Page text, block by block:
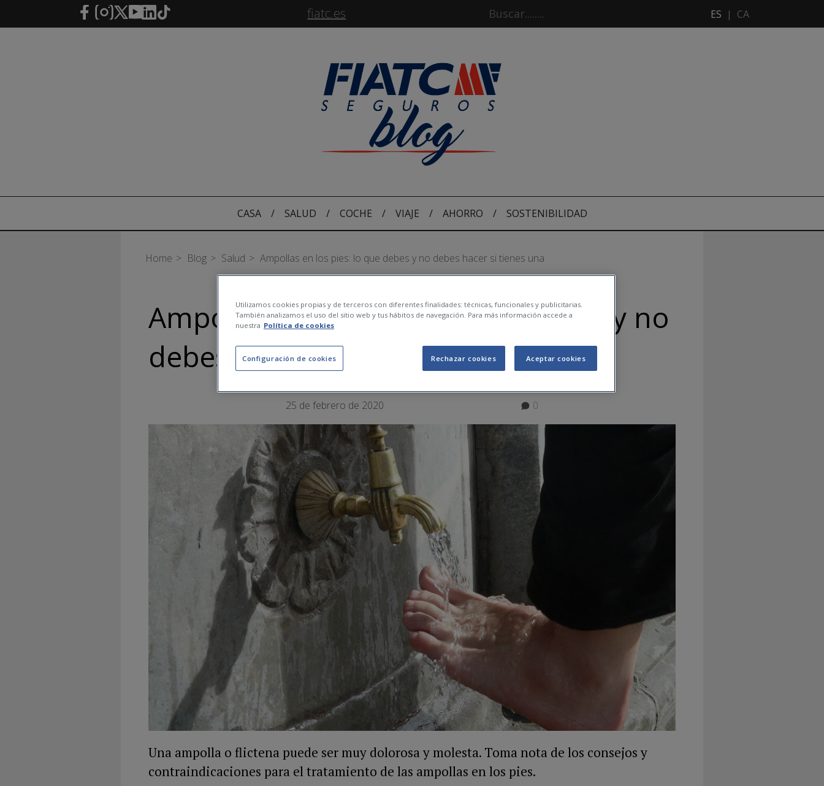
Saltar al contenido principal fiatc.es ES | CA
CASA / SALUD / COCHE / VIAJE / AHORRO / SOSTENIBILIDAD
Home Blog Salud Ampollas en los pies: lo que debes y no debes hacer si tienes una
Ampollas en los pies: lo que debes y no
debes hacer si tienes una
25 de febrero de 2020 0
Una ampolla o flictena puede ser muy dolorosa y molesta. Toma nota de los consejos y
contraindicaciones para el tratamiento de las ampollas en los pies.
Utilizamos cookies propias y de terceros con diferentes finalidades: técnicas, funcionales y publicitarias.
También analizamos el uso del sitio web y tus hábitos de navegación. Para más información accede a
nuestra Política de cookies
Configuración de cookies Rechazar cookies Aceptar cookies